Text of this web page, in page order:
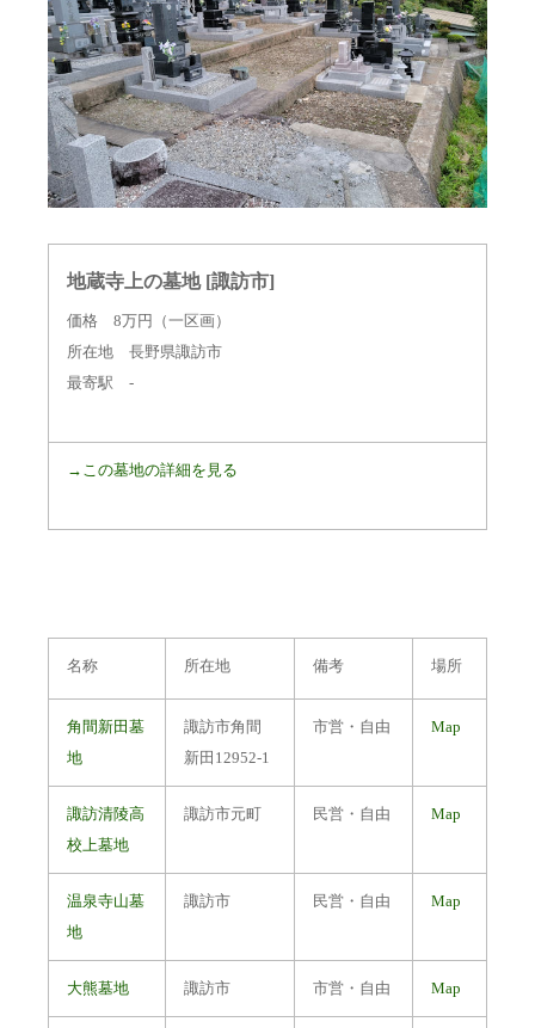
地蔵寺上の墓地 [諏訪市]
価格 8万円（一区画）
所在地 長野県諏訪市
最寄駅 -
→この墓地の詳細を見る
名称 所在地 備考 場所
角間新田墓
地
諏訪市角間
新田12952-1
市営・自由 Map
諏訪清陵高
校上墓地
諏訪市元町 民営・自由 Map
温泉寺山墓
地
諏訪市 民営・自由 Map
大熊墓地 諏訪市 市営・自由 Map